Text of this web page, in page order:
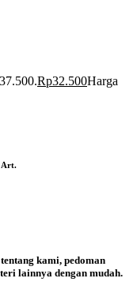
Rp32.500Harga
Art.
kami, pedoman
lainnya dengan mudah.